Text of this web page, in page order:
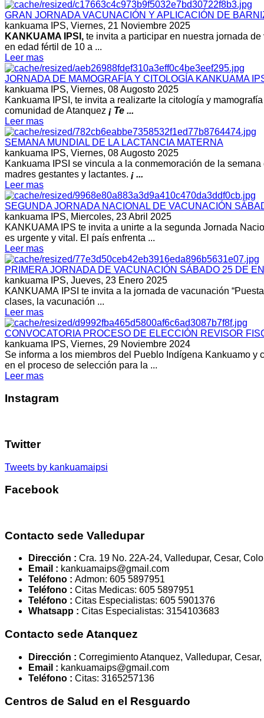
GRAN JORNADA VACUNACIÓN Y APLICACIÓN DE
kankuama IPS, Viernes, 21 Noviembre 2025
KANKUAMA IPSI, te invita a participar en nuestra jornada
en edad fértil de 10 a ...
Leer mas
JORNADA DE MAMOGRAFÍA Y CITOLOGÍA KANKUAMA
kankuama IPS, Viernes, 08 Augosto 2025
Kankuama IPSI, te invita a realizarte la citología y
comunidad de Atanquez ¡ Te ...
Leer mas
SEMANA MUNDIAL DE LA LACTANCIA MATERNA
kankuama IPS, Viernes, 08 Augosto 2025
Kankuama IPSI se vincula a la conmemoración de la
madres gestantes y lactantes. ¡ ...
Leer mas
SEGUNDA JORNADA NACIONAL DE VACUNACIÓN
kankuama IPS, Miercoles, 23 Abril 2025
KANKUAMA IPS te invita a unirte a la segunda Jornada
es urgente y vital. El país enfrenta ...
Leer mas
PRIMERA JORNADA DE VACUNACIÓN SÁBADO 25 DE
kankuama IPS, Jueves, 23 Enero 2025
KANKUAMA IPSI te invita a la jornada de vacunación
clases, la vacunación ...
Leer mas
CONVOCATORIA PROCESO DE ELECCIÓN REVISOR
kankuama IPS, Viernes, 29 Noviembre 2024
Se informa a los miembros del Pueblo Indígena Kankuamo
en el proceso de selección para la ...
Leer mas
Instagram
Twitter
Tweets by kankuamaipsi
Facebook
Contacto sede Valledupar
Dirección : Cra. 19 No. 22A-24, Valledupar, Cesar,
Email : kankuamaips@gmail.com
Teléfono : Admon: 605 5897951
Teléfono : Citas Medicas: 605 5897951
Teléfono : Citas Especialistas: 605 5901376
Whatsapp : Citas Especialistas: 3154103683
Contacto sede Atanquez
Dirección : Corregimiento Atanquez, Valledupar,
Email : kankuamaips@gmail.com
Teléfono : Citas: 3165257136
Centros de Salud en el Resguardo